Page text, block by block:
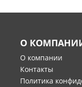
О
О компании
Контакты
Политика